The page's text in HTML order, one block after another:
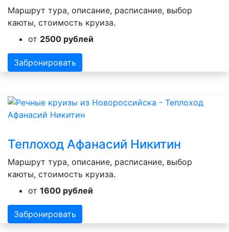
Маршрут тура, описание, расписание, выбор
каюты, стоимость круиза.
от 2500 рублей
Забронировать
Теплоход Афанасий Никитин
Маршрут тура, описание, расписание, выбор
каюты, стоимость круиза.
от 1600 рублей
Забронировать